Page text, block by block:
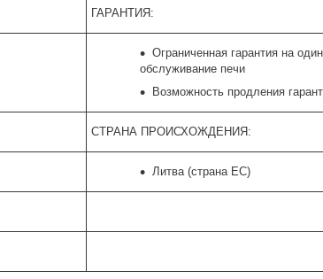
ГАРАНТИЯ:
Ограниченная гарантия на
обслуживание печи
Возможность продления
СТРАНА ПРОИСХОЖДЕНИЯ:
Литва (страна ЕС)